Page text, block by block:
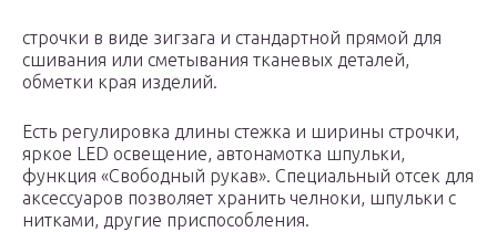
строчки в виде зигзага и стандартной прямой для
сшивания или сметывания тканевых деталей,
обметки края изделий.
Есть регулировка длины стежка и ширины строчки,
яркое LED освещение, автонамотка шпульки,
функция «Свободный рукав». Специальный отсек для
аксессуаров позволяет хранить челноки, шпульки с
нитками, другие приспособления.